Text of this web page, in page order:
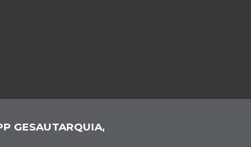
GESAUTARQUIA,